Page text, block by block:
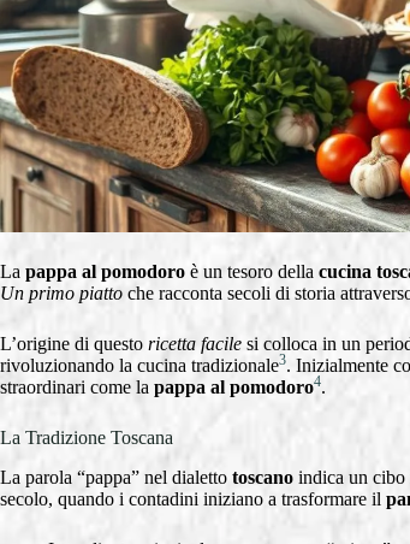
La pappa al pomodoro è un tesoro della cucina
Un primo piatto che racconta secoli di storia
L’origine di questo ricetta facile si colloca in un
rivoluzionando la cucina tradizionale3. Inizialmente
straordinari come la pappa al pomodoro4.
La Tradizione Toscana
La parola “pappa” nel dialetto toscano indica un cibo
secolo, quando i contadini iniziano a trasformare il